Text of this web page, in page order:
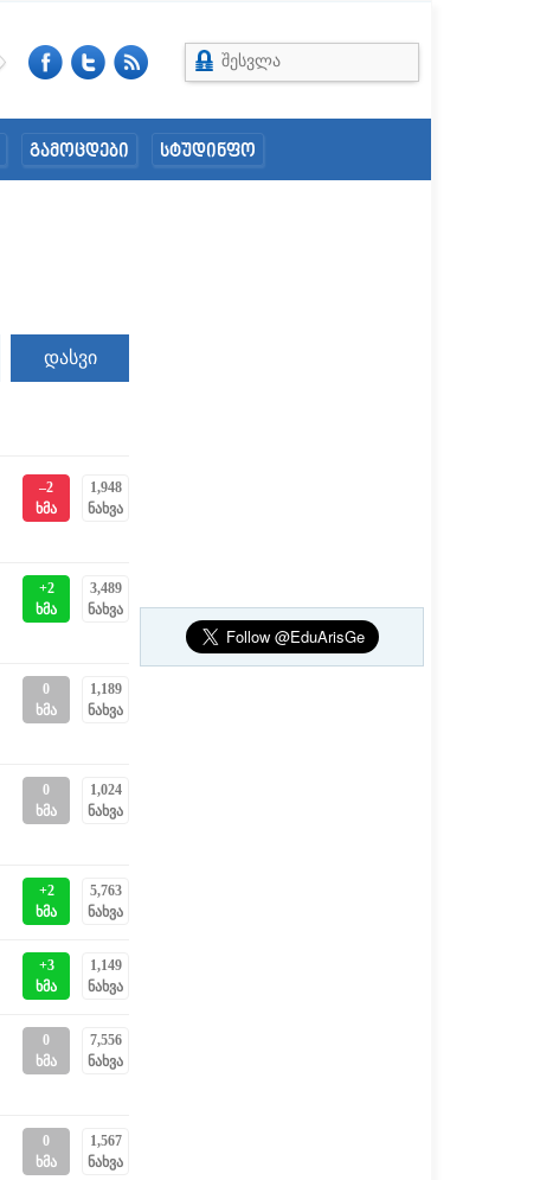
შესვლა
გამოცდები სტუდინფო
–2
ხმა
1,948
ნახვა
+2
ხმა
3,489
ნახვა
0
ხმა
1,189
ნახვა
0
ხმა
1,024
ნახვა
+2
ხმა
5,763
ნახვა
+3
ხმა
1,149
ნახვა
0
ხმა
7,556
ნახვა
0
ხმა
1,567
ნახვა